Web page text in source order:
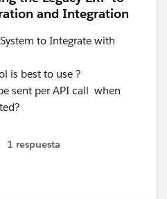
and Integration
to Integrate with
is best to use ?
sent per API call when
1 respuesta